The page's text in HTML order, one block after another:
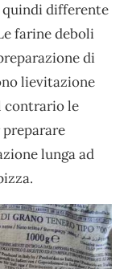
quindi differente
farine deboli
di
lievitazione
contrario le
lunga ad